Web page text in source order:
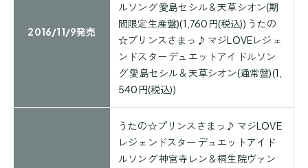
2016/11/9発売
ルソング 愛島セシル＆天草シオン(期
間限定生産盤)(1,760円(税込)) うたの
☆プリンスさまっ♪ マジLOVEレジェ
ンドスター デュエットアイドルソン
グ 愛島セシル＆天草シオン(通常盤)(1,
540円(税込))
うたの☆プリンスさまっ♪ マジLOVE
レジェンドスター デュエットアイド
ルソング 神宮寺レン＆桐生院ヴァン